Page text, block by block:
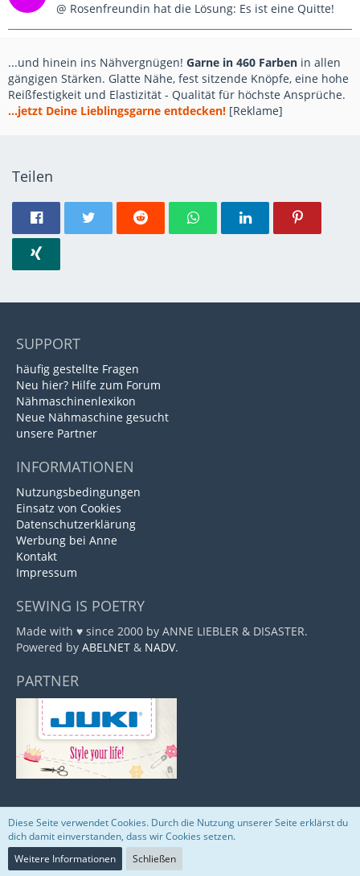
@ Rosenfreundin hat die Lösung: Es ist eine Quitte!
...und hinein ins Nähvergnügen! Garne in 460 Farben in allen
gängigen Stärken. Glatte Nähe, fest sitzende Knöpfe, eine hohe
Reißfestigkeit und Elastizität - Qualität für höchste Ansprüche.
...jetzt Deine Lieblingsgarne entdecken! [Reklame]
Teilen
SUPPORT
häufig gestellte Fragen
Neu hier? Hilfe zum Forum
Nähmaschinenlexikon
Neue Nähmaschine gesucht
unsere Partner
INFORMATIONEN
Nutzungsbedingungen
Einsatz von Cookies
Datenschutzerklärung
Werbung bei Anne
Kontakt
Impressum
SEWING IS POETRY
Made with ♥ since 2000 by ANNE LIEBLER & DISASTER.
Powered by ABELNET & NADV.
PARTNER
Community-Software:WoltLab Suite™
Diese Seite verwendet Cookies. Durch die Nutzung unserer Seite erklärst du
dich damit einverstanden, dass wir Cookies setzen.
Weitere Informationen
Schließen